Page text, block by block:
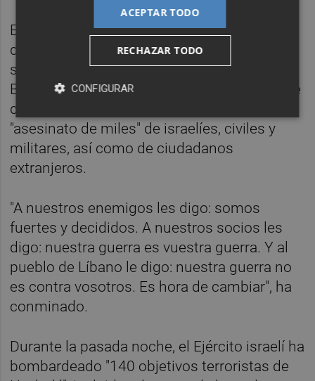
En esa línea se ha manifestado el ministro
de Defensa de Israel,Yoav Gallant
sido la primera persona del gabinete de
Benjamin Netanyahu en referirse a la muerte
de Nasralá, responsable, ha acusado, del
"asesinato de miles" de israelíes, civiles y
militares, así como de ciudadanos
extranjeros.
"A nuestros enemigos les digo: somos
fuertes y decididos. A nuestros socios les
digo: nuestra guerra es vuestra guerra. Y al
pueblo de Líbano le digo: nuestra guerra no
es contra vosotros. Es hora de cambiar", ha
conminado.
Durante la pasada noche, el Ejército israelí ha
bombardeado "140 objetivos terroristas de
ACEPTAR TODO
RECHAZAR TODO
CONFIGURAR